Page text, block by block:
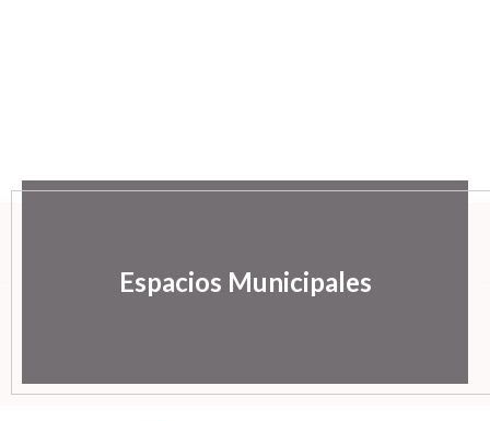
Espacios Municipales